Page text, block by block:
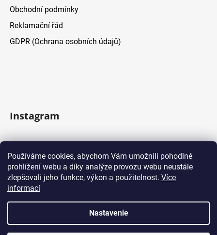
Používáme cookies, abychom Vám umožnili pohodlné
prohlížení webu a díky analýze provozu webu neustále
zlepšovali jeho funkce, výkon a použitelnost. Více
informací
Nastavenie
Obchodní podmínky
Reklamační řád
GDPR (Ochrana osobních údajů)
Instagram
Facebook